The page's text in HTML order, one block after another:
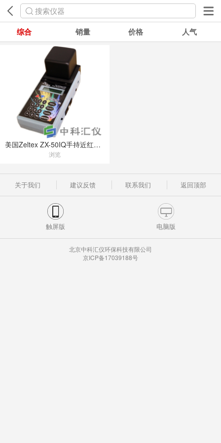
搜索仪器
综合 销量 价格 人气
美国Zeltex ZX-50IQ手持近红外谷物分析仪
浏览
关于我们 建议反馈 联系我们 返回顶部
触屏版 电脑版
北京中科汇仪环保科技有限公司
京ICP备17039188号